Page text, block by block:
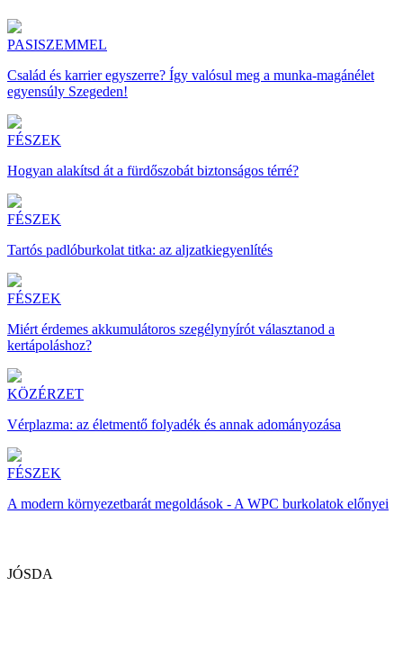
PASISZEMMEL
Család és karrier egyszerre? Így valósul meg a munka-magánélet
egyensúly Szegeden!
FÉSZEK
Hogyan alakítsd át a fürdőszobát biztonságos térré?
FÉSZEK
Tartós padlóburkolat titka: az aljzatkiegyenlítés
FÉSZEK
Miért érdemes akkumulátoros szegélynyírót választanod a
kertápoláshoz?
KÖZÉRZET
Vérplazma: az életmentő folyadék és annak adományozása
FÉSZEK
A modern környezetbarát megoldások - A WPC burkolatok előnyei
JÓSDA